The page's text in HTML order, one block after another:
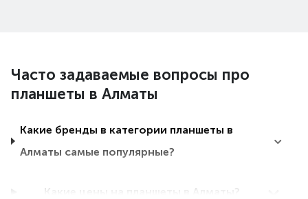
Часто задаваемые вопросы про
планшеты в Алматы
Какие бренды в категории планшеты в
Алматы самые популярные?
Какие цены на планшеты в Алматы?